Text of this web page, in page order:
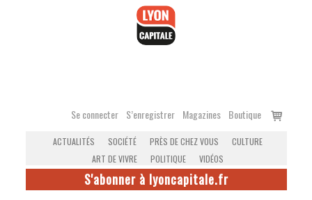
Se connecter S’enregistrer Magazines Boutique
Voir
ACTUALITÉS SOCIÉTÉ PRÈS DE CHEZ VOUS
CULTURE
ART DE VIVRE
POLITIQUE VIDÉOS
S'abonner à lyoncapitale.fr